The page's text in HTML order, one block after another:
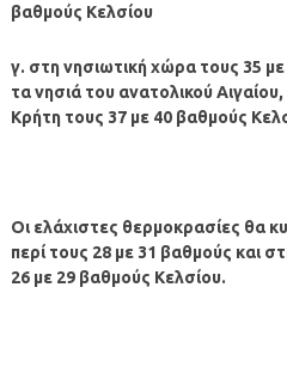
βαθμούς Κελσίου
γ. στη νησιωτική χώρα τους 35 με
τα νησιά του ανατολικού
Κρήτη τους 37 με 40 βαθμούς
Οι ελάχιστες θερμοκρασίες θα
περί τους 28 με 31 βαθμούς και
26 με 29 βαθμούς Κελσίου.